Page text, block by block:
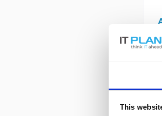
This